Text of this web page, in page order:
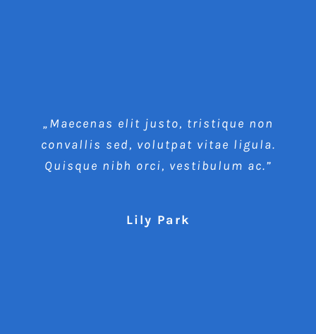
„Maecenas elit justo, tristique non
convallis sed, volutpat vitae ligula.
Quisque nibh orci, vestibulum ac.”
Lily Park